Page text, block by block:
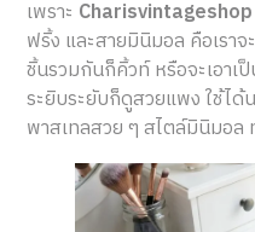
เพราะ Charisvintageshop
ฟริ้ง และสายมินิมอล คือเรา
ชิ้นรวมกันก็คิ้วท์ หรือจะเอา
ระยิบระยับก็ดูสวยแพง ใช้ไ
พาสเทลสวย ๆ สไตล์มินิมอล